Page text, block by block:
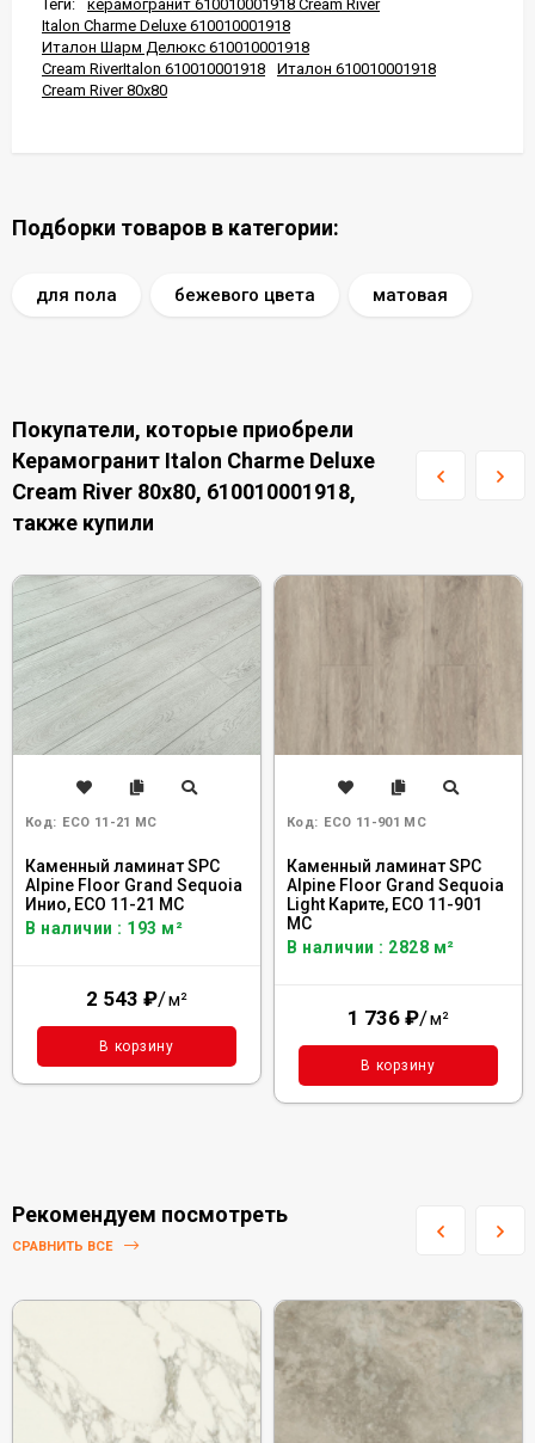
Теги:
керамогранит 610010001918 Cream River
Italon Charme Deluxe 610010001918
Италон Шарм Делюкс 610010001918
Cream RiverItalon 610010001918
Италон 610010001918
Cream River 80x80
Подборки товаров в категории:
для пола бежевого цвета матовая
Покупатели, которые приобрели
Керамогранит Italon Charme Deluxe
Cream River 80x80, 610010001918,
также купили
Код: ECO 11-21 MC
Каменный ламинат SPC
Alpine Floor Grand Sequoia
Инио, ECO 11-21 MC
В наличии : 193 м²
2 543 ₽/м²
В корзину
Код: ECO 11-901 MC
Каменный ламинат SPC
Alpine Floor Grand Sequoia
Light Карите, ЕСО 11-901
MC
В наличии : 2828 м²
1 736 ₽/м²
В корзину
Рекомендуем посмотреть
СРАВНИТЬ ВСЕ